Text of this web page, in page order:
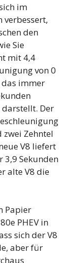
im
verbessert,
den
Sie
mit 4,4
von 0
immer
Der
zwei Zehntel
V8 liefert
3,9 Sekunden
alte V8 die
Papier
PHEV in
sich der V8
aber für